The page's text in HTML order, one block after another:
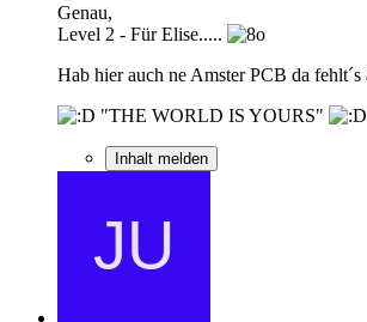
Genau,
Level 2 - Für Elise.....
Hab hier auch ne Amster PCB da fehlt´s
"THE WORLD IS YOURS"
Inhalt melden